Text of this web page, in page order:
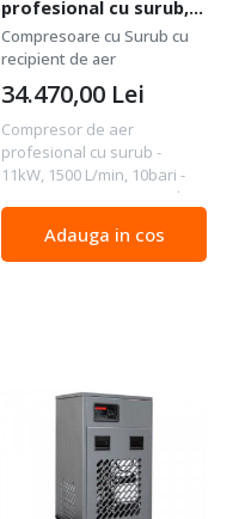
profesional cu surub,
cu uscator de aer -
11kW, 1500 L/min,
10bari - Rezervor 500
Litri - WLT-11/500-P-
COMBO-10bar
Compresoare cu Surub cu
recipient de aer
Compresor de aer
profesional cu surub -
11kW, 1500 L/min, 10bari -
Rezervor 500 Litri - WLT din
aer Date tehnice
Capacitatea rezervorului
34.470,00 Lei
Adauga in cos